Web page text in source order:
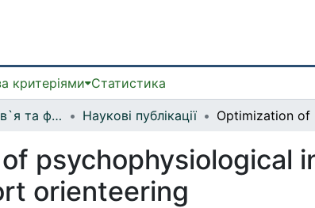
критеріями Статистика
Кафедра здоров`я та фізичної рекреації Наукові публікації
psychophysiological
orienteering